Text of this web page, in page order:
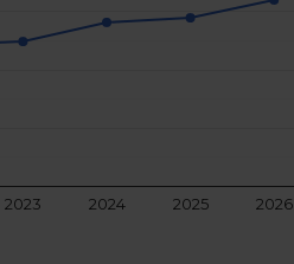
2023 2024 2025 2026